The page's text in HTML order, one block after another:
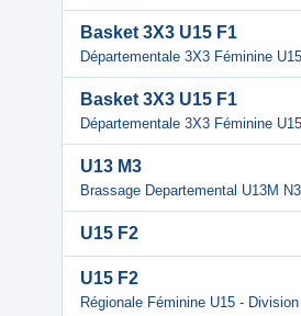
Basket 3X3 U15 F1
Départementale 3X3 Féminine
Basket 3X3 U15 F1
Départementale 3X3 Féminine
U13 M3
Brassage Departemental U13M
U15 F2
U15 F2
Régionale Féminine U15 -